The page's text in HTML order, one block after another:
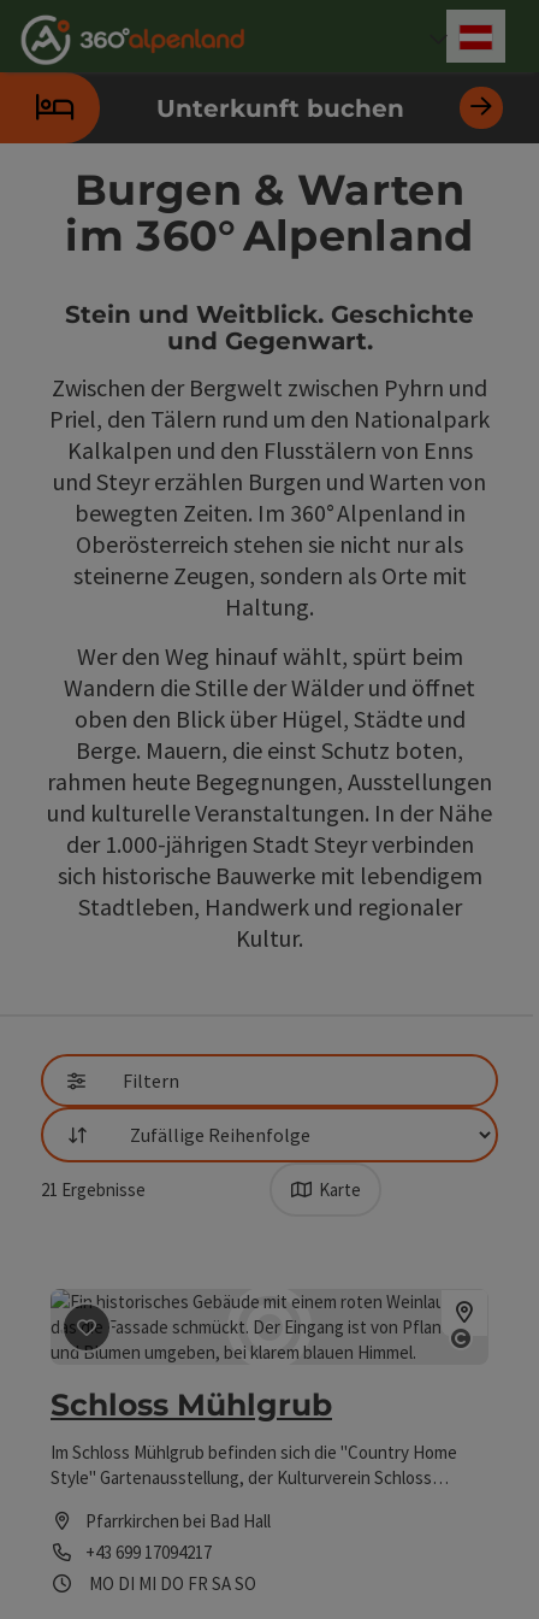
Zum Inhalt
Zur Navigation
Zum Seitenanfang
Zur Kontaktseite
Zur Suche
Zum Impressum
Zu den Hinweisen zur Bedienung der Website
Zur Startseite
Unterkunft buchen
Burgen & Warten
im 360° Alpenland
Stein und Weitblick. Geschichte
und Gegenwart.
Zwischen der Bergwelt zwischen Pyhrn und
Priel, den Tälern rund um den Nationalpark
Kalkalpen und den Flusstälern von Enns
und Steyr erzählen Burgen und Warten von
bewegten Zeiten. Im 360° Alpenland in
Oberösterreich stehen sie nicht nur als
steinerne Zeugen, sondern als Orte mit
Haltung.
Wer den Weg hinauf wählt, spürt beim
Wandern die Stille der Wälder und öffnet
oben den Blick über Hügel, Städte und
Berge. Mauern, die einst Schutz boten,
rahmen heute Begegnungen, Ausstellungen
und kulturelle Veranstaltungen. In der Nähe
der 1.000‑jährigen Stadt Steyr verbinden
sich historische Bauwerke mit lebendigem
Stadtleben, Handwerk und regionaler
Kultur.
Filtern
Sortierung
21 Ergebnisse Karte
Beitrag merken: Schloss Mühlgrub
Schloss Mühlgrub
Im Schloss Mühlgrub befinden sich die "Country Home
Style" Gartenausstellung, der Kulturverein Schloss
Friseur "Rapunzel & Rübezahl".
Pfarrkirchen bei Bad Hall
Telefon
+43 699 17094217
Öffnungszeiten
MO Montag geöffnet
DI Dienstag geöffnet
MI Mittwoch geöffnet
DO Donnerstag geöffnet
FR Freitag geöffnet
SASamstag geöffnet
SOSonntag geöffnet